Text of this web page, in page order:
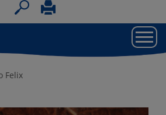
Felix